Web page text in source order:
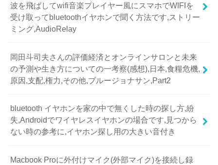
波を飛ばしてwifi音楽プレイヤー風にスマホでWIFIを
受け取ってbluetoothイヤホンで聞く方法です,ストリー
ミング,AudioRelay
岡田斗司夫さんの評価経済とオンラインサロンと未来
の予測や生き方についての一考察(感想),日本,食糧危機,
原因,支配,権力,その他,ブルージョナサン,Part2
bluetooth イヤホンを家の中で無くした時の探し方,紛
失,Androidでワイヤレスイヤホンの場合です,見つから
ない時の参考に,イヤホン探し用の大きい音付き
Macbook Proに外付けマイク(外部マイク)を接続し録